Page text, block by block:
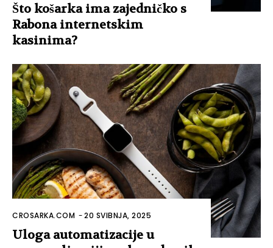
Što košarka ima zajedničko s
Rabona internetskim
kasinima?
CROSARKA.COM -20 SVIBNJA, 2025
Uloga automatizacije u